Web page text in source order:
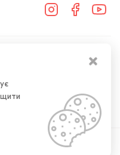
Передзвоніть мені